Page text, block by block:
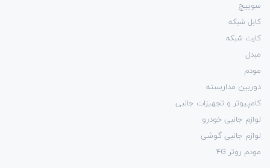
سوییچ
کابل شبکه
کارت شبکه
مبدل
مودم
دوربین مداربسته
کامپیوتر و تجهیزات جانبی
لوازم جانبی خودرو
لوازم جانبی گوشی
مودم روتر 4G